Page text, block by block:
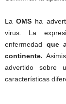
LaOMS ha
virus. La
enfermedad que
continente.
advertido sobre
características